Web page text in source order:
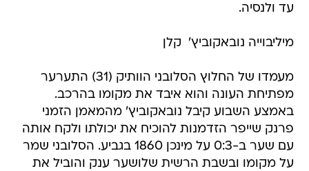
עד ולנסיה.
מיליבוייה נובאקוביץ'  קלן
מעמדו של החלוץ הסלובני הוותיק (31) התערער
מפתיחת העונה והוא איבד את מקומו בהרכב.
באמצע השבוע קיבל נובאקוביץ' מהמאמן הזמני
פרנק שייפר הזדמנות להוכיח את יכולתו ולקח אותה
עם שער ב-0:3 על מינכן 1860 בגביע. הסלובני שמר
על מקומו ובשבת הרשית שלושער ענק והוביל את